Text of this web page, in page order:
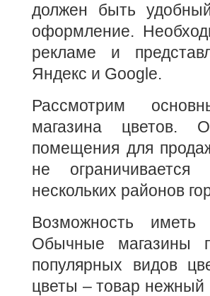
должен быть
оформление.
рекламе и
Яндекс и Google.
Рассмотрим
магазина цветов.
помещения для
не
нескольких районов
Возможность иметь
Обычные магазины
популярных видов
цветы – товар нежный